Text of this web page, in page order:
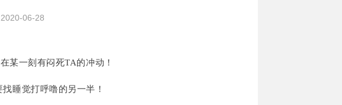
06-28
某一刻有闷死TA的冲动！
找睡觉打呼噜的另一半！